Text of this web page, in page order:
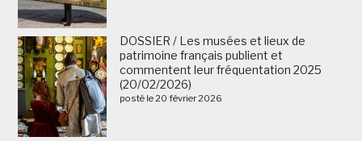
DOSSIER / Les musées et lieux de
patrimoine français publient et
commentent leur fréquentation 2025
(20/02/2026)
posté le 20 février 2026